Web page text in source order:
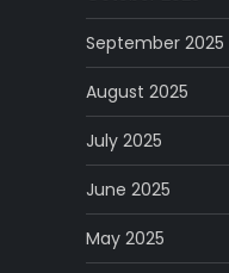
September 2025
August 2025
July 2025
June 2025
May 2025